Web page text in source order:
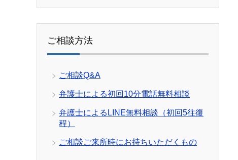
ご相談方法
ご相談Q&A
弁護士による初回10分電話無料相談
弁護士によるLINE無料相談（初回5往復
程）
ご相談ご来所時にお持ちいただくもの